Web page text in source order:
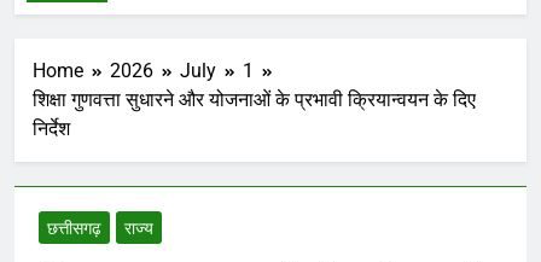
Home 2026 July
1
शिक्षा गुणवत्ता सुधारने और योजनाओं के प्रभावी क्रियान्वयन के दिए
निर्देश
छत्तीसगढ़ राज्य